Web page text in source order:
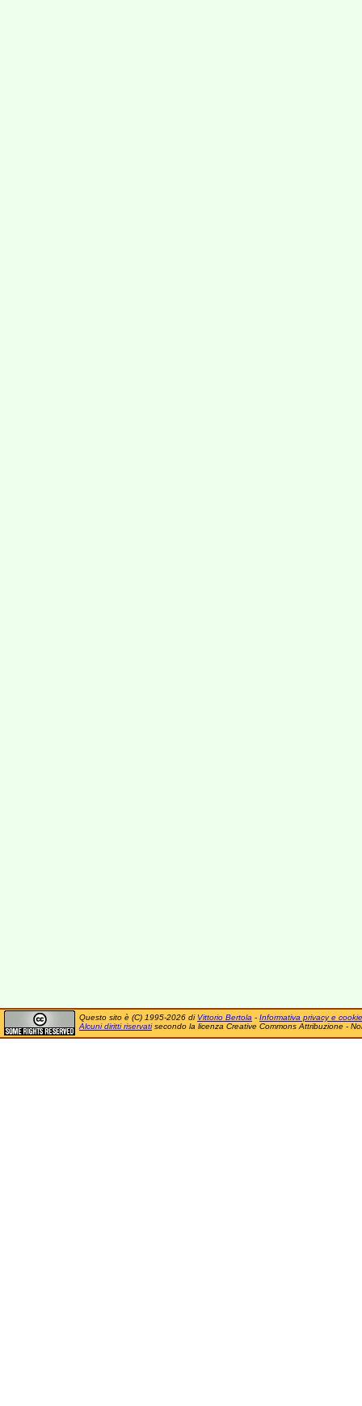
Questo sito è (C) 1995-2026 di Vittorio Bertola - Informativa privacy e cookie
Alcuni diritti riservatisecondo la licenza Creative Commons Attribuzione -